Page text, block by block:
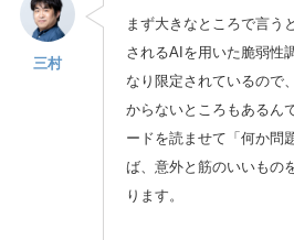
三村
まず大きなところで言う
されるAIを用いた脆弱性
なり限定されているので
からないところもあるん
ードを読ませて「何か問
ば、意外と筋のいいもの
ります。